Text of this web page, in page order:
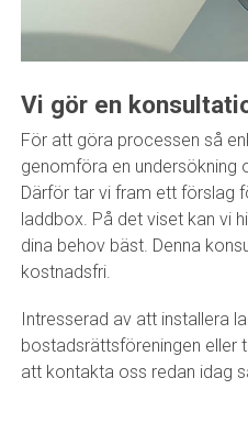
Vi gör en
För att göra processen så
genomföra en undersökning
Därför tar vi fram ett förslag
laddbox. På det viset kan vi
dina behov bäst. Denna
kostnadsfri.
Intresserad av att installera
bostadsrättsföreningen eller
att kontakta oss redan idag